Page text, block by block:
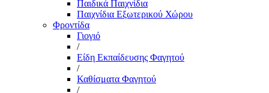
Παιδικά Παιχνίδια
Παιχνίδια Εξωτερικού Χώρου
Φροντίδα
Γιογιό
/
Είδη Εκπαίδευσης Φαγητού
/
Καθίσματα Φαγητού
/